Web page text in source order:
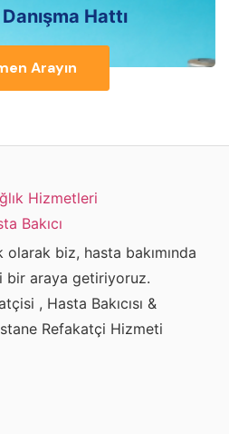
Hattı
Arayın
olarak biz, hasta bakımında
bir araya getiriyoruz.
, Hasta Bakıcısı &
Refakatçi Hizmeti